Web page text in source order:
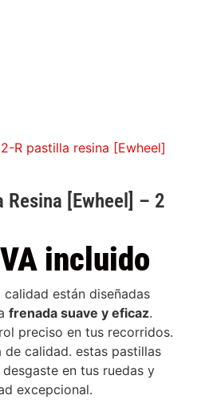
R pastilla resina [Ewheel]
Resina [Ewheel] – 2
incluido
están diseñadas
frenada suave y eficaz.
preciso en tus recorridos.
de calidad. estas pastillas
en tus ruedas y
excepcional.